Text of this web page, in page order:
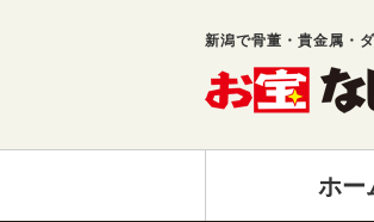
新潟で骨董・貴金属・
ホー